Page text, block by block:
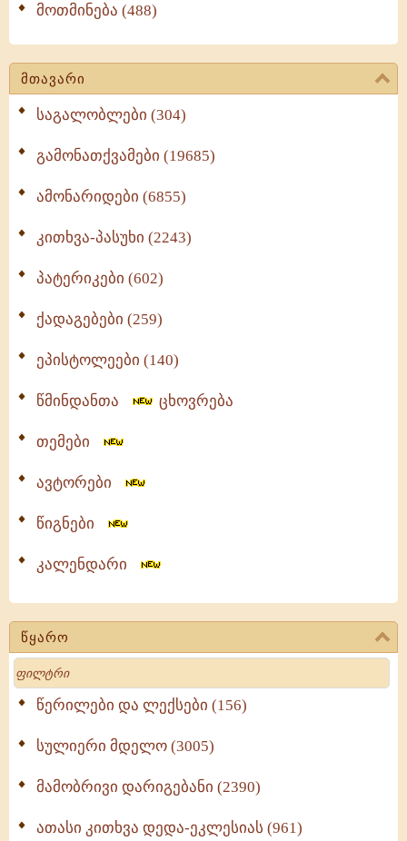
მოთმინება (488)
მთავარი
საგალობლები (304)
გამონათქვამები (19685)
ამონარიდები (6855)
კითხვა-პასუხი (2243)
პატერიკები (602)
ქადაგებები (259)
ეპისტოლეები (140)
წმინდანთა ცხოვრება
თემები
ავტორები
წიგნები
კალენდარი
წყარო
Search
წერილები და ლექსები (156)
სულიერი მდელო (3005)
მამობრივი დარიგებანი (2390)
ათასი კითხვა დედა-ეკლესიას (961)